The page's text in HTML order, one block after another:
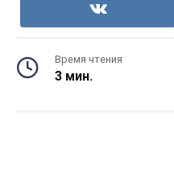
Время чтения
3 мин.